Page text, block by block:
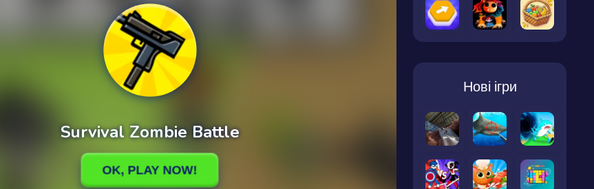
Нові ігри